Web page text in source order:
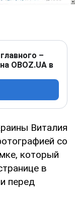
–
OBOZ.UA в
Виталия
со
который
в
перед